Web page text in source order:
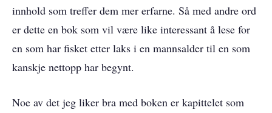
innhold som treffer dem mer erfarne. Så med andre ord
er dette en bok som vil være like interessant å lese for
en som har fisket etter laks i en mannsalder til en som
kanskje nettopp har begynt.
Noe av det jeg liker bra med boken er kapittelet som